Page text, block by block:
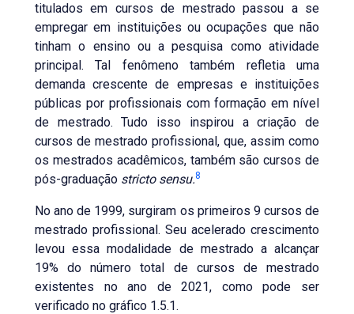
titulados em cursos de mestrado passou a se
empregar em instituições ou ocupações que não
tinham o ensino ou a pesquisa como atividade
principal. Tal fenômeno também refletia uma
demanda crescente de empresas e instituições
públicas por profissionais com formação em nível
de mestrado. Tudo isso inspirou a criação de
cursos de mestrado profissional, que, assim como
os mestrados acadêmicos, também são cursos de
pós-graduação stricto sensu.8
No ano de 1999, surgiram os primeiros 9 cursos de
mestrado profissional. Seu acelerado crescimento
levou essa modalidade de mestrado a alcançar
19% do número total de cursos de mestrado
existentes no ano de 2021, como pode ser
verificado no gráfico 1.5.1.